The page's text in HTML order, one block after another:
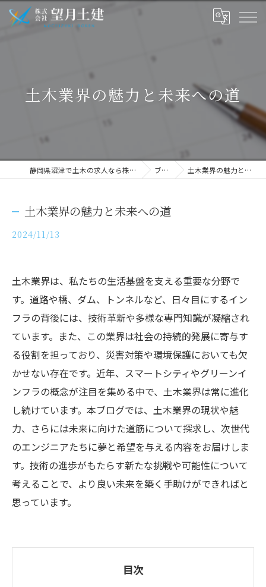
土木業界の魅力と未来への道
静岡県沼津で土木の求人なら株式会社望月土建 ブログ 土木業界の魅力と未来への道
土木業界の魅力と未来への道
2024/11/13
土木業界は、私たちの生活基盤を支える重要な分野で
す。道路や橋、ダム、トンネルなど、日々目にするイン
フラの背後には、技術革新や多様な専門知識が凝縮され
ています。また、この業界は社会の持続的発展に寄与す
る役割を担っており、災害対策や環境保護においても欠
かせない存在です。近年、スマートシティやグリーンイ
ンフラの概念が注目を集める中で、土木業界は常に進化
し続けています。本ブログでは、土木業界の現状や魅
力、さらには未来に向けた道筋について探求し、次世代
のエンジニアたちに夢と希望を与える内容をお届けしま
す。技術の進歩がもたらす新たな挑戦や可能性について
考えることで、より良い未来を築く手助けができればと
思っています。
目次